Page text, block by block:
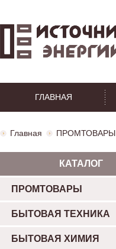
ГЛАВНАЯ
Главная ПРОМТОВАРЫ
КАТАЛОГ
ПРОМТОВАРЫ
БЫТОВАЯ ТЕХНИКА
БЫТОВАЯ ХИМИЯ